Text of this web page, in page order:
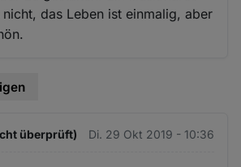
das Leben ist einmalig, aber
überprüft) Di. 29 Okt 2019 - 10:36